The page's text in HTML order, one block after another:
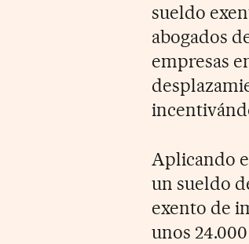
sueldo
abogados
empresas
Aplicando
un sueldo
exento de
unos